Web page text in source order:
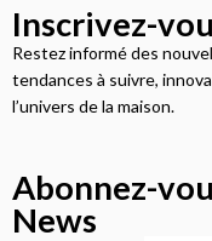
Inscrivez-
Restez informé des
tendances à suivre,
l’univers de la maison.
Abonnez-
News